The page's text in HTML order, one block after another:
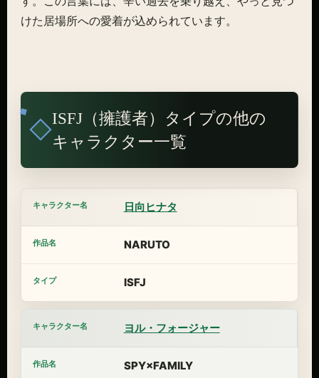
けた居場所への愛着が込められています。
ISFJ（擁護者）タイプの他の
キャラクター一覧
日向ヒナタ
NARUTO
ISFJ
ヨル・フォージャー
SPY×FAMILY